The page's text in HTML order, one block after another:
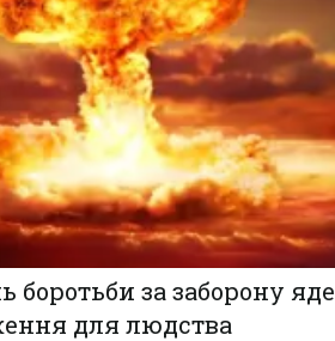
боротьби за заборону
для людства